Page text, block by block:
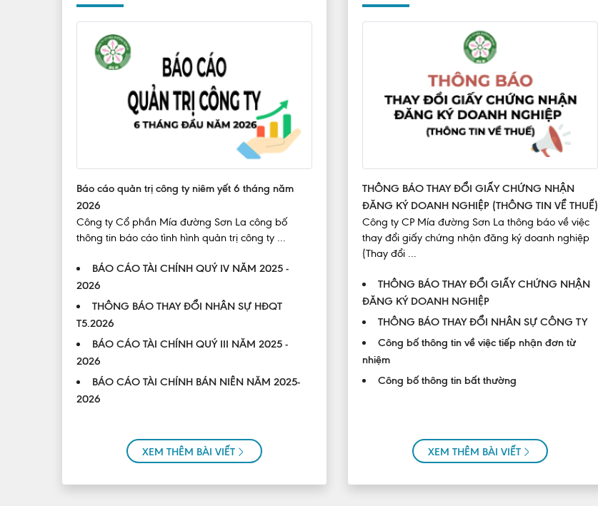
Báo cáo quản trị công ty niêm yết 6 tháng năm
2026
Công ty Cổ phần Mía đường Sơn La công bố
thông tin báo cáo tình hình quản trị công ty ...
BÁO CÁO TÀI CHÍNH QUÝ IV NĂM 2025 -
2026
THÔNG BÁO THAY ĐỔI NHÂN SỰ HĐQT
T5.2026
BÁO CÁO TÀI CHÍNH QUÝ III NĂM 2025 -
2026
BÁO CÁO TÀI CHÍNH BÁN NIÊN NĂM 2025-
2026
XEM THÊM BÀI VIẾT
THÔNG BÁO THAY ĐỔI GIẤY CHỨNG NHẬN
ĐĂNG KÝ DOANH NGHIỆP (THÔNG TIN VỀ THUẾ)
Công ty CP Mía đường Sơn La thông báo về việc
thay đổi giấy chứng nhận đăng ký doanh nghiệp
(Thay đổi ...
THÔNG BÁO THAY ĐỔI GIẤY CHỨNG NHẬN
ĐĂNG KÝ DOANH NGHIỆP
THÔNG BÁO THAY ĐỔI NHÂN SỰ CÔNG TY
Công bố thông tin về việc tiếp nhận đơn từ
nhiệm
Công bố thông tin bất thường
XEM THÊM BÀI VIẾT